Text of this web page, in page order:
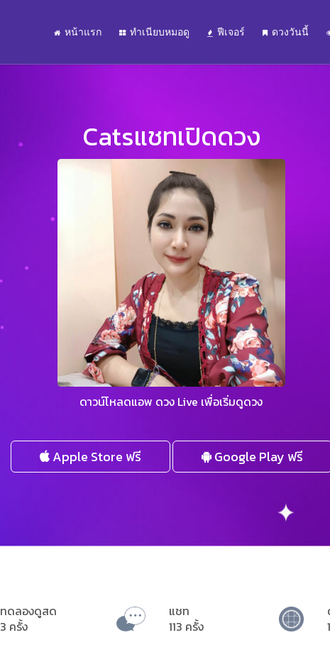
หน้าแรก ทำเนียบหมอดู ฟีเจอร์ ดวงวันนี้
Catsแชทเปิดดวง
ดาวน์โหลดแอพ ดวง Live เพื่อเริ่มดูดวง
Apple Store ฟรี Google Play ฟรี
ทดลองดูสด
3 ครั้ง
แชท
113 ครั้ง